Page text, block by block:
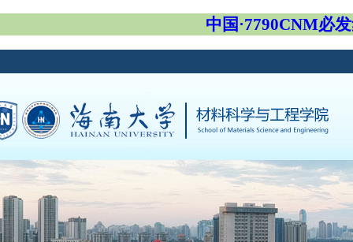
中国·7790CNM必